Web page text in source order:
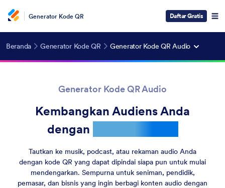
Generator Kode QR Daftar Gratis
Beranda Generator Kode QR Generator Kode QR Audio
Generator Kode QR Audio
Kembangkan Audiens Anda
dengan
Tautkan ke musik, podcast, atau rekaman audio Anda
dengan kode QR yang dapat dipindai siapa pun untuk mulai
mendengarkan. Sempurna untuk seniman, pendidik,
pemasar, dan bisnis yang ingin berbagi konten audio dengan